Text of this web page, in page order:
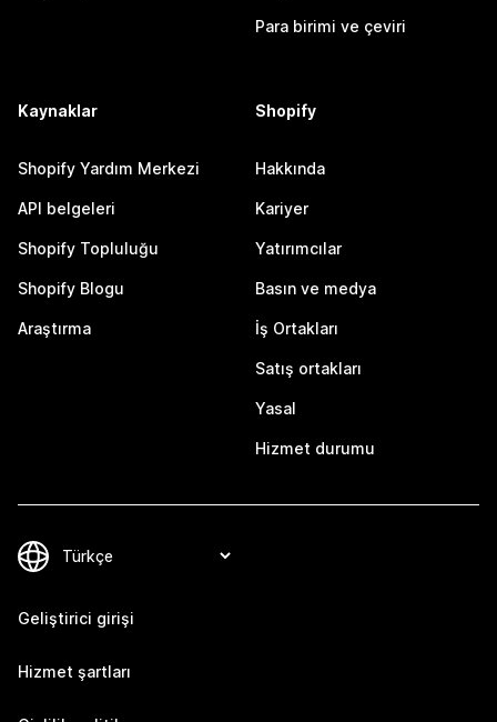
Para birimi ve çeviri
Kaynaklar
Shopify Yardım Merkezi
API belgeleri
Shopify Topluluğu
Shopify Blogu
Araştırma
Shopify
Hakkında
Kariyer
Yatırımcılar
Basın ve medya
İş Ortakları
Satış ortakları
Yasal
Hizmet durumu
Geliştirici girişi
Hizmet şartları